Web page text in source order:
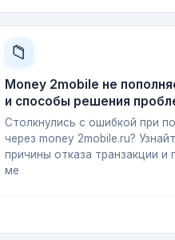
📁
Money 2mobile не
и способы решения
Столкнулись с ошибкой при
через money 2mobile.ru?
причины отказа транзакции и
ме